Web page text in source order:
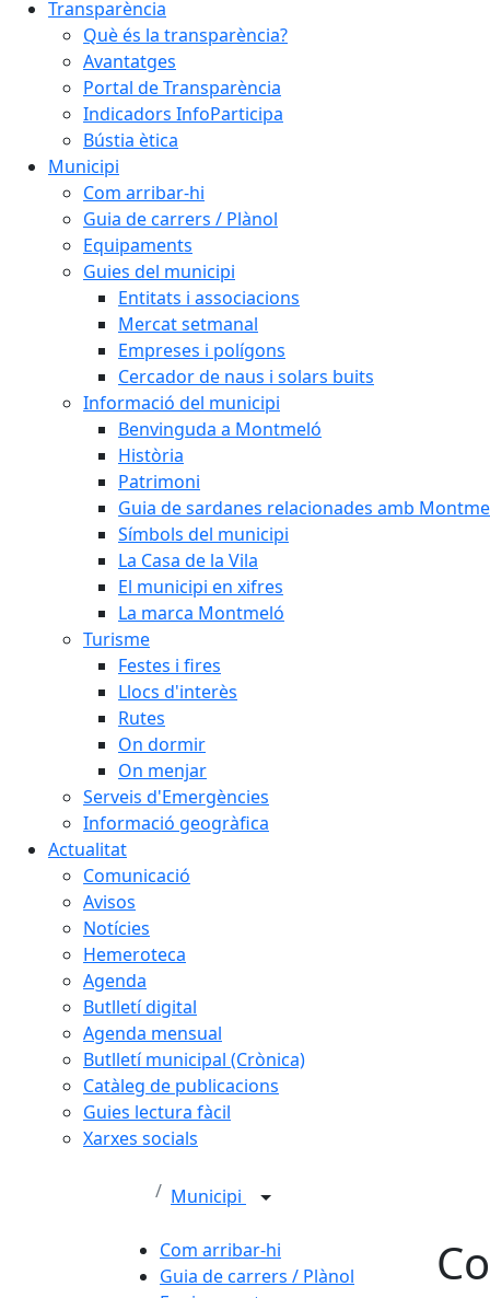
Transparència
Què és la transparència?
Avantatges
Portal de Transparència
Indicadors InfoParticipa
Bústia ètica
Municipi
Com arribar-hi
Guia de carrers / Plànol
Equipaments
Guies del municipi
Entitats i associacions
Mercat setmanal
Empreses i polígons
Cercador de naus i solars buits
Informació del municipi
Benvinguda a Montmeló
Història
Patrimoni
Guia de sardanes relacionades amb
Símbols del municipi
La Casa de la Vila
El municipi en xifres
La marca Montmeló
Turisme
Festes i fires
Llocs d'interès
Rutes
On dormir
On menjar
Serveis d'Emergències
Informació geogràfica
Actualitat
Comunicació
Avisos
Notícies
Hemeroteca
Agenda
Butlletí digital
Agenda mensual
Butlletí municipal (Crònica)
Catàleg de publicacions
Guies lectura fàcil
Xarxes socials
Municipi
Com arribar-hi
Guia de carrers / Plànol